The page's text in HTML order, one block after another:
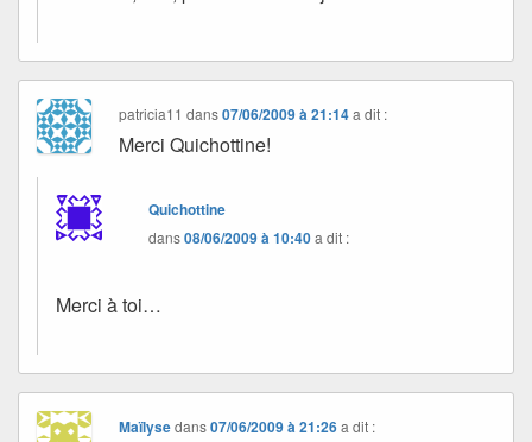
patricia11 dans07/06/2009 à 21:14 a dit :
Merci Quichottine!
Quichottine
dans08/06/2009 à 10:40a dit :
Merci à toi…
Maïlysedans07/06/2009 à 21:26 a dit :